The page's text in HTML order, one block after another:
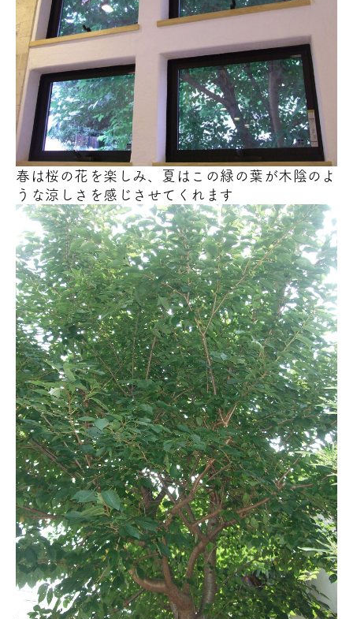
春は桜の花 を楽しみ、夏はこの緑 の葉が木陰のよ
うな涼しさを感じさせてくれます